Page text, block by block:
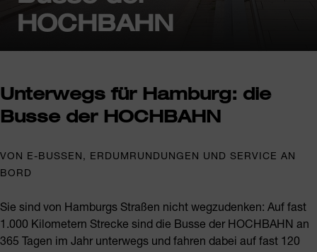
HOCHBAHN
Unterwegs für Hamburg: die
Busse der HOCHBAHN
VON E-BUSSEN, ERDUMRUNDUNGEN UND SERVICE AN
BORD
Sie sind von Hamburgs Straßen nicht wegzudenken: Auf fast
1.000 Kilometern Strecke sind die Busse der HOCHBAHN an
365 Tagen im Jahr unterwegs und fahren dabei auf fast 120